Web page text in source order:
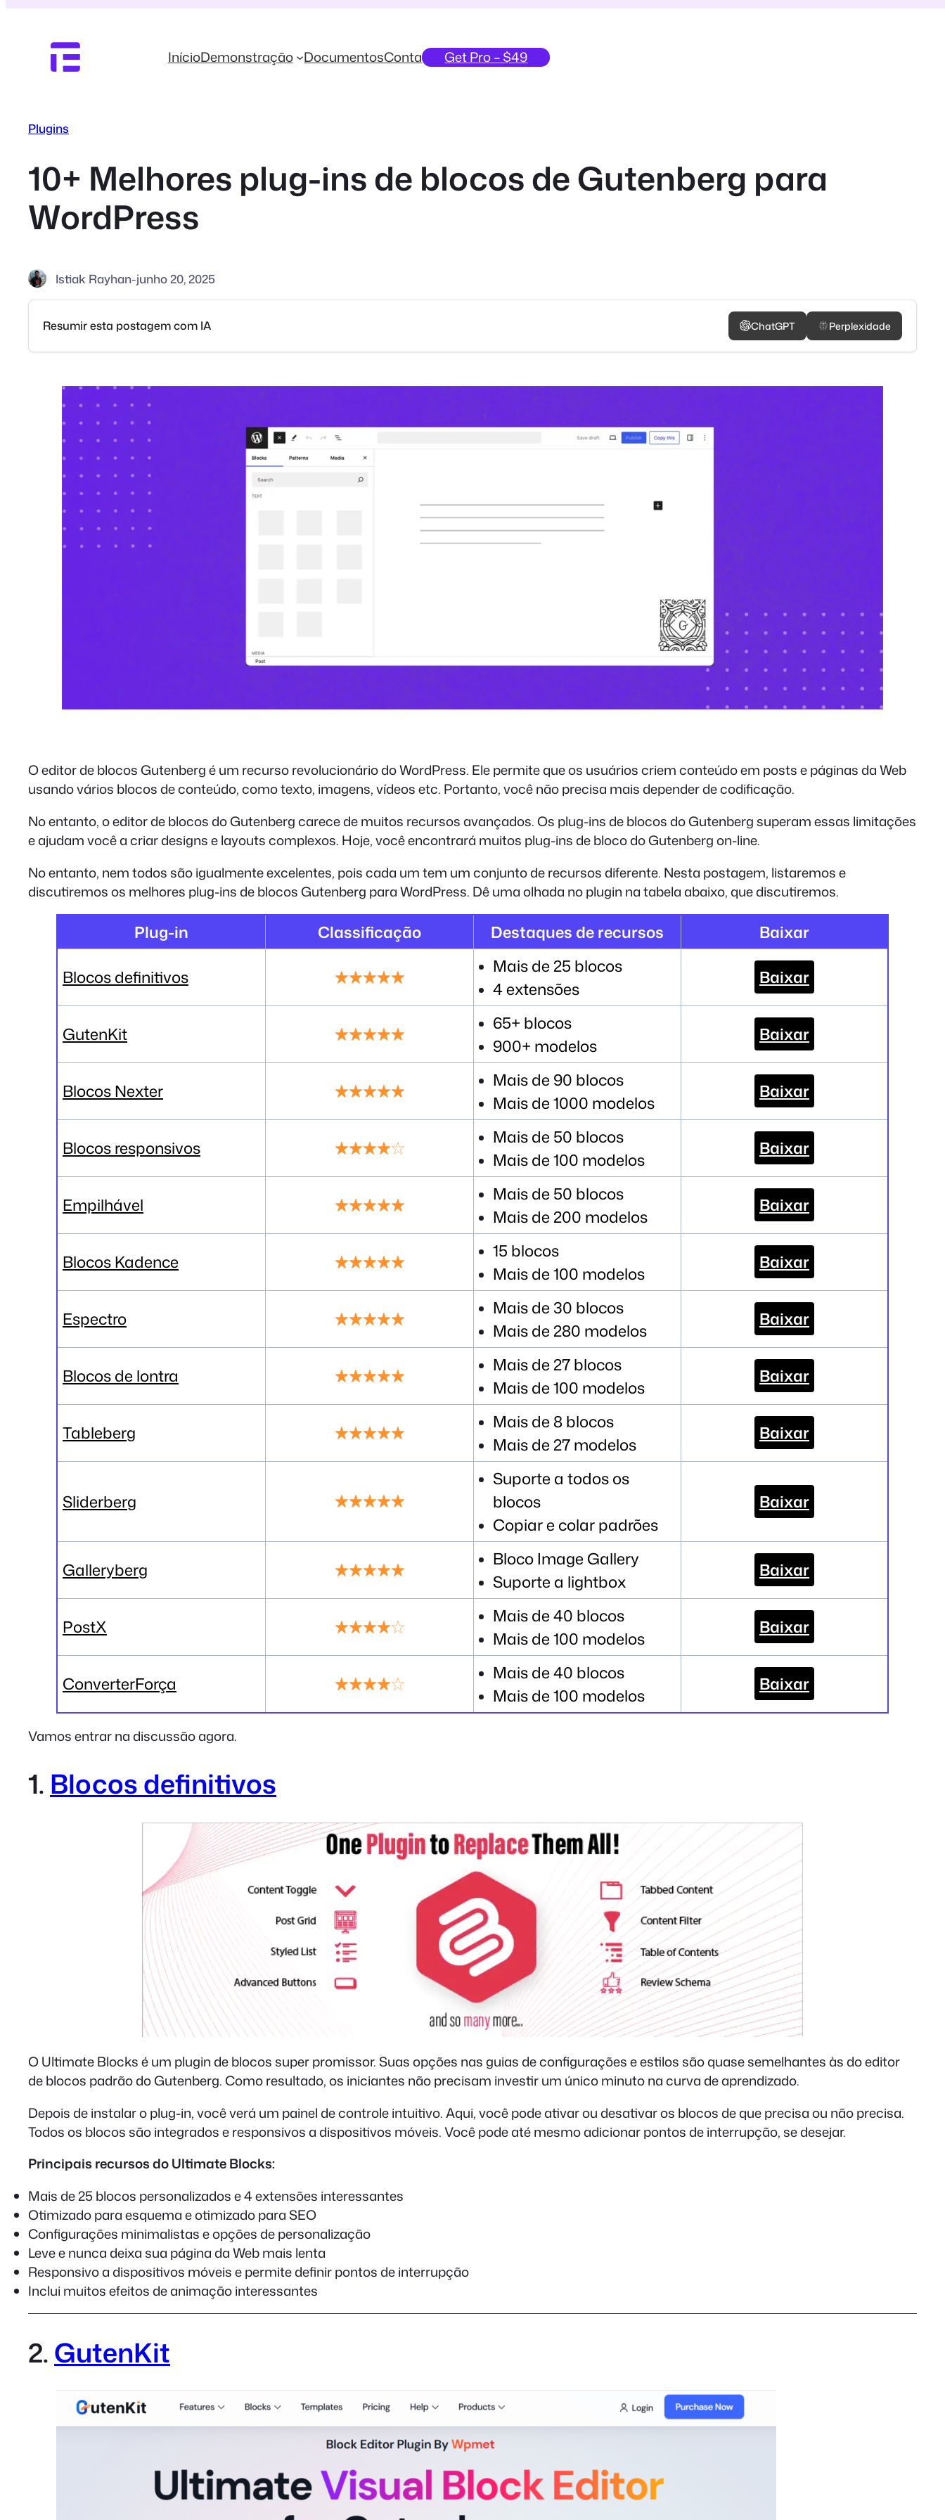
conteúdo
InícioDemonstração DocumentosConta Get Pro – $49
Plugins
10+ Melhores plug-ins de blocos de Gutenberg para
WordPress
Istiak Rayhan-junho 20, 2025
Resumir esta postagem com IA ChatGPT Perplexidade
O editor de blocos Gutenberg é um recurso revolucionário do WordPress. Ele permite que os usuários criem conteúdo em posts e páginas da Web
usando vários blocos de conteúdo, como texto, imagens, vídeos etc. Portanto, você não precisa mais depender de codificação.
No entanto, o editor de blocos do Gutenberg carece de muitos recursos avançados. Os plug-ins de blocos do Gutenberg superam essas limitações
e ajudam você a criar designs e layouts complexos. Hoje, você encontrará muitos plug-ins de bloco do Gutenberg on-line.
No entanto, nem todos são igualmente excelentes, pois cada um tem um conjunto de recursos diferente. Nesta postagem, listaremos e
discutiremos os melhores plug-ins de blocos Gutenberg para WordPress. Dê uma olhada no plugin na tabela abaixo, que discutiremos.
Plug-in Classificação Destaques de recursos Baixar
Blocos definitivos
Mais de 25 blocos
4 extensões
Baixar
GutenKit
65+ blocos
900+ modelos
Baixar
Blocos Nexter
Mais de 90 blocos
Mais de 1000 modelos
Baixar
Blocos responsivos
Mais de 50 blocos
Mais de 100 modelos
Baixar
Empilhável
Mais de 50 blocos
Mais de 200 modelos
Baixar
Blocos Kadence
15 blocos
Mais de 100 modelos
Baixar
Espectro
Mais de 30 blocos
Mais de 280 modelos
Baixar
Blocos de lontra
Mais de 27 blocos
Mais de 100 modelos
Baixar
Tableberg
Mais de 8 blocos
Mais de 27 modelos
Baixar
Sliderberg
Suporte a todos os
blocos
Copiar e colar padrões
Baixar
Galleryberg
Bloco Image Gallery
Suporte a lightbox
Baixar
PostX
Mais de 40 blocos
Mais de 100 modelos
Baixar
ConverterForça
Mais de 40 blocos
Mais de 100 modelos
Baixar
Vamos entrar na discussão agora.
1. Blocos definitivos
O Ultimate Blocks é um plugin de blocos super promissor. Suas opções nas guias de configurações e estilos são quase semelhantes às do editor
de blocos padrão do Gutenberg. Como resultado, os iniciantes não precisam investir um único minuto na curva de aprendizado.
Depois de instalar o plug-in, você verá um painel de controle intuitivo. Aqui, você pode ativar ou desativar os blocos de que precisa ou não precisa.
Todos os blocos são integrados e responsivos a dispositivos móveis. Você pode até mesmo adicionar pontos de interrupção, se desejar.
Principais recursos do Ultimate Blocks:
Mais de 25 blocos personalizados e 4 extensões interessantes
Otimizado para esquema e otimizado para SEO
Configurações minimalistas e opções de personalização
Leve e nunca deixa sua página da Web mais lenta
Responsivo a dispositivos móveis e permite definir pontos de interrupção
Inclui muitos efeitos de animação interessantes
2.GutenKit